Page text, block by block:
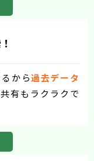
から過去データ
有もラクラクで